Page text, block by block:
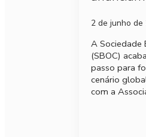
2 de junho de
A Sociedade
(SBOC)
passo para
cenário
com a